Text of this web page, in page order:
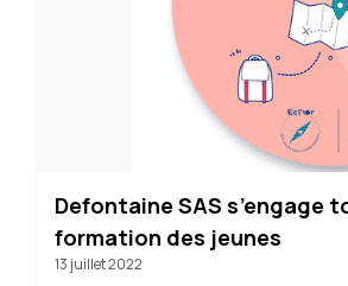
Defontaine SAS s’engage
formation des jeunes
13 juillet 2022